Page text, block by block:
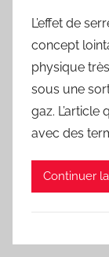
L’effet de
concept
physique
sous une
gaz.
avec des
Continuer